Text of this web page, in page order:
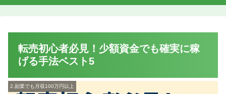
転売初心者必見！少額資金でも確実に稼
げる手法ベスト5
2.副業でも月収100万円以上